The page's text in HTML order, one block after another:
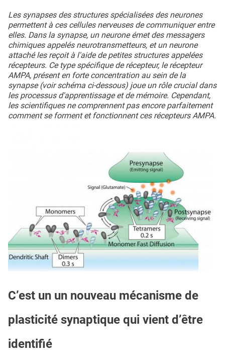
Les synapses des structures spécialisées des neurones
permettent à ces cellules nerveuses de communiquer entre
elles. Dans la synapse, un neurone émet des messagers
chimiques appelés neurotransmetteurs, et un neurone
attaché les reçoit à l'aide de petites structures appelées
récepteurs. Ce type spécifique de récepteur, le récepteur
AMPA, présent en forte concentration au sein de la
synapse (voir schéma ci-dessous) joue un rôle crucial dans
les processus d'apprentissage et de mémoire. Cependant,
les scientifiques ne comprennent pas encore parfaitement
comment se forment et fonctionnent ces récepteurs AMPA.
C’est un un nouveau mécanisme de
plasticité synaptique qui vient d’être
identifié